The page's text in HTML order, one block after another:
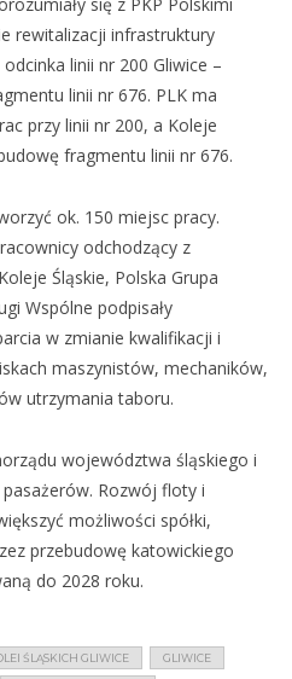
rewitalizacji infrastruktury
linii nr 200 Gliwice –
linii nr 676. PLK ma
przy linii nr 200, a Koleje
fragmentu linii nr 676.
ok. 150 miejsc pracy.
odchodzący z
Śląskie, Polska Grupa
Wspólne podpisały
w zmianie kwalifikacji i
maszynistów, mechaników,
utrzymania taboru.
województwa śląskiego i
Rozwój floty i
możliwości spółki,
przebudowę katowickiego
do 2028 roku.
ŚLĄSKICH GLIWICE GLIWICE